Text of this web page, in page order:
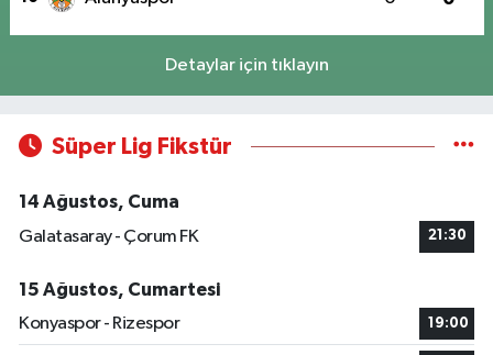
Detaylar için tıklayın
Süper Lig Fikstür
14 Ağustos, Cuma
Galatasaray - Çorum FK
21:30
15 Ağustos, Cumartesi
Konyaspor - Rizespor
19:00